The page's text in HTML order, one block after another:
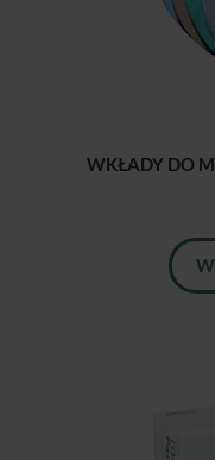
WKŁADY DO